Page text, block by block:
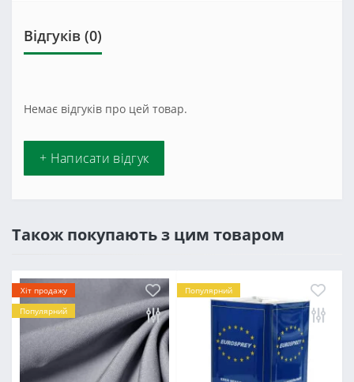
Відгуків (0)
Немає відгуків про цей товар.
+ Написати відгук
Також покупають з цим товаром
Хіт продажу
Популярний
Популярний